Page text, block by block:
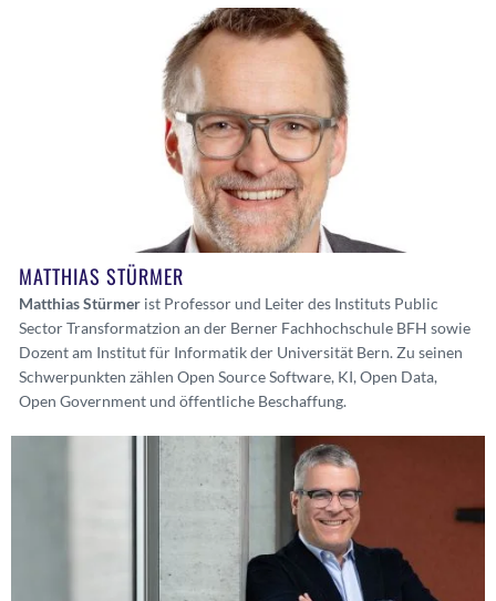
MATTHIAS STÜRMER
Matthias Stürmer ist Professor und Leiter des Instituts Public
Sector Transformatzion an der Berner Fachhochschule BFH sowie
Dozent am Institut für Informatik der Universität Bern. Zu seinen
Schwerpunkten zählen Open Source Software, KI, Open Data,
Open Government und öffentliche Beschaffung.